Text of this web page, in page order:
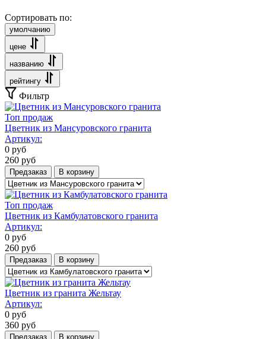
Сортировать по:
умолчанию
цене
названию
рейтингу
Фильтр
Топ продаж
Цветник из Мансуровского гранита
Артикул:
0 руб
260 руб
Предзаказ В корзину
Топ продаж
Цветник из Камбулатовского гранита
Артикул:
0 руб
260 руб
Предзаказ В корзину
Цветник из гранита Жельтау
Артикул:
0 руб
360 руб
Предзаказ В корзину